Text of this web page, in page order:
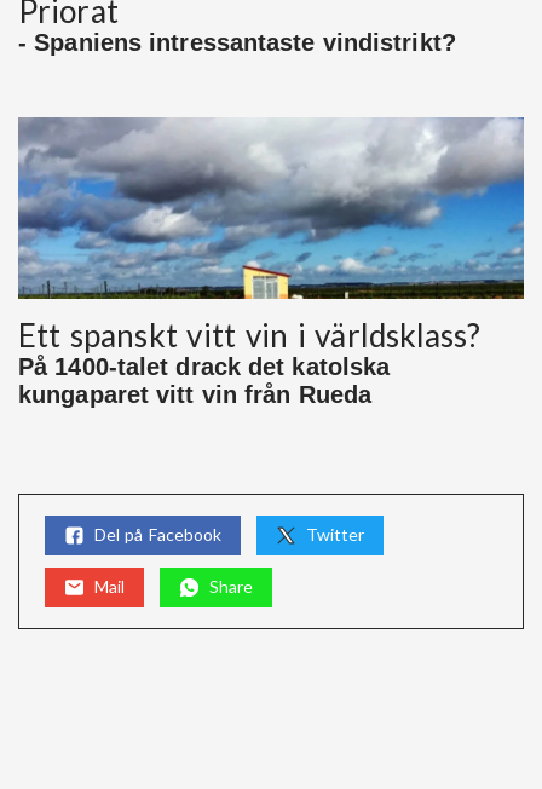
Priorat
- Spaniens intressantaste vindistrikt?
Ett spanskt vitt vin i världsklass?
På 1400-talet drack det katolska
kungaparet vitt vin från Rueda
Del på Facebook Twitter
Mail Share